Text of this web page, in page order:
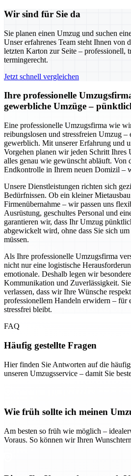
Wir sind für Sie da
Sie planen einen Umzug und suchen
Unser erfahrenes Team steht Ihnen von
letzten Karton zur Seite – professionell,
termingerecht.
Jetzt schnell vergleichen
Ihre professionelle
gewerbliche Umzüge –
Eine professionelle Umzugsfirma wie
reibungslosen und stressfreien Umzug –
gewerblich. Mit unserer Erfahrung und
Vorgehen planen wir jeden Schritt Ihres
alles genau wie gewünscht abläuft. Von
Endkontrolle in Ihrem neuen Domizil –
Unsere Dienstleistungen richten sich
Bedürfnissen. Ob ein kleiner
Firmenübernahme – wir passen uns
Ausrüstung, geschultes Personal und
garantieren wir, dass Ihr Umzug
abgewickelt wird, ohne dass Sie sich
müssen.
Als Ihre professionelle Umzugsfirma
nicht nur eine logistische
emotionale. Deshalb legen wir
Kommunikation und Zuverlässigkeit.
verlassen, dass wir Ihre Wünsche
professionellem Handeln erwidern –
stressfrei bleibt.
FAQ
Häufig gestellte Fragen
Hier finden Sie Antworten auf die
unseren Umzugsservice – damit Sie
Wie früh sollte ich meinen
Am besten so früh wie möglich –
Voraus. So können wir Ihren